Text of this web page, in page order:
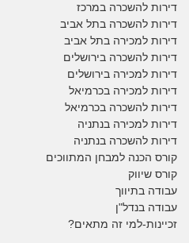
דירות להשכרה במרכז
דירות להשכרה בתל אביב
דירות למכירה בתל אביב
דירות להשכרה בירושלים
דירות למכירה בירושלים
דירות למכירה בכרמיאל
דירות להשכרה בכרמיאל
דירות למכירה בנתניה
דירות להשכרה בנתניה
קורס הכנה למבחן המתווכים
קורס שיווק
עבודה בתיווך
עבודה בנדל"ן
זכיינות-למי זה מתאים?